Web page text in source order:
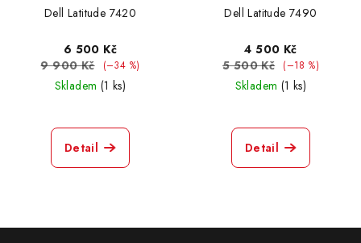
Dell Latitude 7420
6 500 Kč
9 900 Kč
(–34 %)
Skladem (1 ks)
Detail
Dell Latitude 7490
4 500 Kč
5 500 Kč
(–18 %)
Skladem (1 ks)
Detail